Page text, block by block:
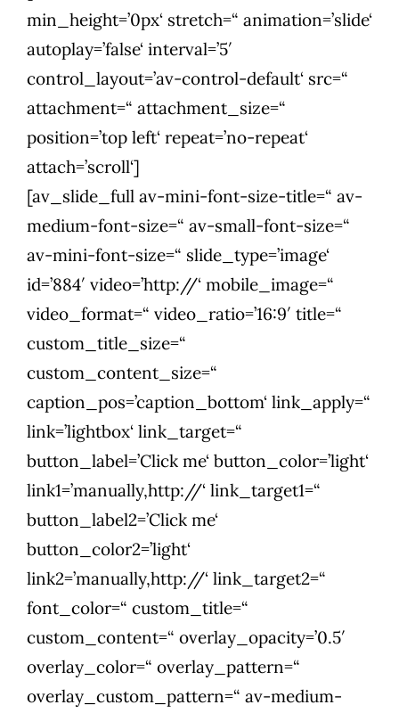
min_height=’0px‘ stretch=“ animation=’slide‘
autoplay=’false‘ interval=’5′
control_layout=’av-control-default‘ src=“
attachment=“ attachment_size=“
position=’top left‘ repeat=’no-repeat‘
attach=’scroll‘]
[av_slide_full av-mini-font-size-title=“ av-
medium-font-size=“ av-small-font-size=“
av-mini-font-size=“ slide_type=’image‘
id=’884′ video=’http://‘ mobile_image=“
video_format=“ video_ratio=’16:9′ title=“
custom_title_size=“
custom_content_size=“
caption_pos=’caption_bottom‘ link_apply=“
link=’lightbox‘ link_target=“
button_label=’Click me‘ button_color=’light‘
link1=’manually,http://‘ link_target1=“
button_label2=’Click me‘
button_color2=’light‘
link2=’manually,http://‘ link_target2=“
font_color=“ custom_title=“
custom_content=“ overlay_opacity=’0.5′
overlay_color=“ overlay_pattern=“
overlay_custom_pattern=“ av-medium-